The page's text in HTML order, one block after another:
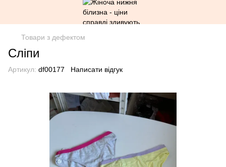
Товари з дефектом
Сліпи
Артикул: df00177 Написати відгук